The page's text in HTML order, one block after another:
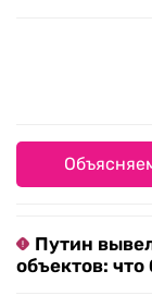
Путин
объектов: